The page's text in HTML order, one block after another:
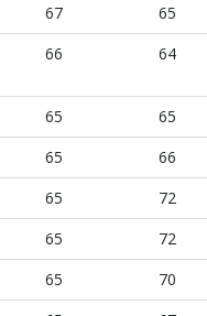
67
65
66 64
65
65
65
66
65
72
65
72
65
70